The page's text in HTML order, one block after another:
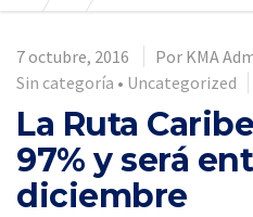
7 octubre, 2016 Por KMA
Sin categoría • Uncategorized
La Ruta
97% y será
diciembre